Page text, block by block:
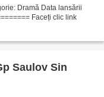
Dramă Data lansării
Faceți clic link
Saulov Sin